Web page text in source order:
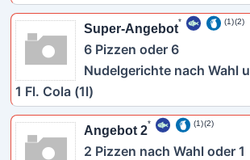
Super-Angebot
1 2
6 Pizzen oder 6
Nudelgerichte nach Wahl
1 Fl. Cola (1l)
Angebot 2
1 2
2 Pizzen nach Wahl oder 1